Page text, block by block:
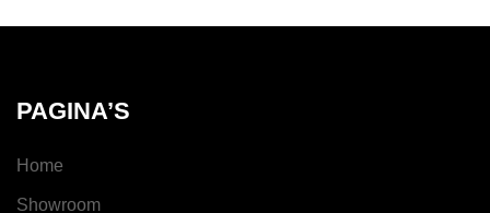
PAGINA’S
Home
Showroom